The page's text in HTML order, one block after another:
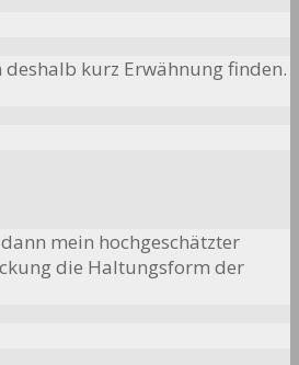
kurz Erwähnung finden.
mein hochgeschätzter
die Haltungsform der